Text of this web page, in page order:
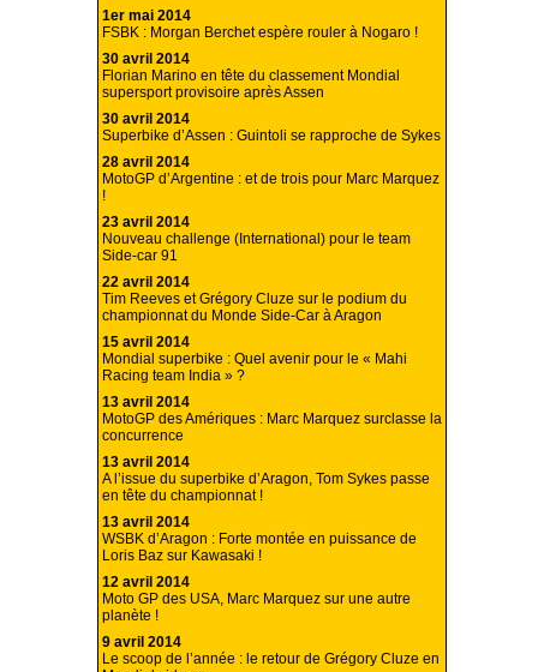
1er mai 2014
FSBK : Morgan Berchet espère rouler à Nogaro !
30 avril 2014
Florian Marino en tête du classement Mondial
supersport provisoire après Assen
30 avril 2014
Superbike d’Assen : Guintoli se rapproche de Sykes
28 avril 2014
MotoGP d’Argentine : et de trois pour Marc Marquez
!
23 avril 2014
Nouveau challenge (International) pour le team
Side-car 91
22 avril 2014
Tim Reeves et Grégory Cluze sur le podium du
championnat du Monde Side-Car à Aragon
15 avril 2014
Mondial superbike : Quel avenir pour le « Mahi
Racing team India » ?
13 avril 2014
MotoGP des Amériques : Marc Marquez surclasse la
concurrence
13 avril 2014
A l’issue du superbike d’Aragon, Tom Sykes passe
en tête du championnat !
13 avril 2014
WSBK d’Aragon : Forte montée en puissance de
Loris Baz sur Kawasaki !
12 avril 2014
Moto GP des USA, Marc Marquez sur une autre
planète !
9 avril 2014
Le scoop de l’année : le retour de Grégory Cluze en